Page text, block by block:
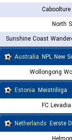
Caboolture
North
Sunshine Coast
Australia NPL New
Wollongong
Estonia Meistriliiga
FC
Netherlands Eerste